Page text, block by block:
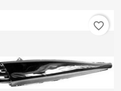
favorite_border